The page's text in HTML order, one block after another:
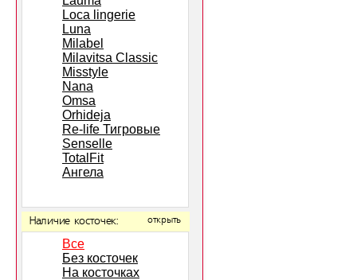
Loca lingerie
Luna
Milabel
Milavitsa Classic
Misstyle
Nana
Omsa
Orhideja
Re-life Тигровые
Senselle
TotalFit
Ангела
Наличие косточек: открыть
Все
Без косточек
На косточках